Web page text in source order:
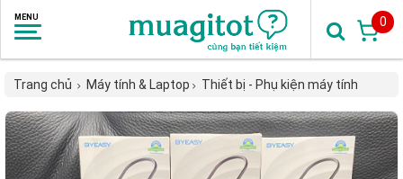
0
Trang chủ Máy tính & Laptop Thiết bị - Phụ kiện máy tính